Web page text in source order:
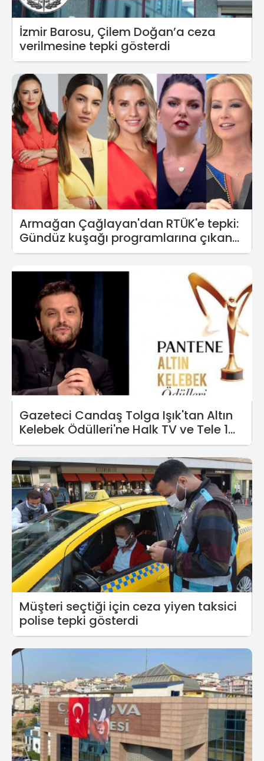
İzmir Barosu, Çilem Doğan’a ceza
verilmesine tepki gösterdi
Armağan Çağlayan'dan RTÜK'e tepki:
Gündüz kuşağı programlarına çıkan
aileler ‘ithal’ mi ?
Gazeteci Candaş Tolga Işık'tan Altın
Kelebek Ödülleri'ne Halk TV ve Tele 1
tepkisi: Işık, çekildiğini açıkladı
Müşteri seçtiği için ceza yiyen taksici
polise tepki gösterdi